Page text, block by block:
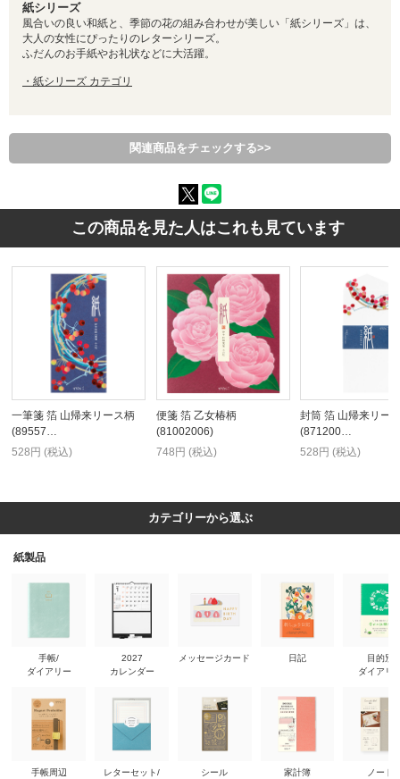
紙シリーズ
風合いの良い和紙と、季節の花の組み合わせが美しい「紙シリーズ」は、
大人の女性にぴったりのレターシリーズ。
ふだんのお手紙やお礼状などに大活躍。
・紙シリーズ カテゴリ
関連商品をチェックする>>
この商品を見た人はこれも見ています
一筆箋 箔 山帰来リース柄
(89557…
528円 (税込)
便箋 箔 乙女椿柄
(81002006)
748円 (税込)
封筒 箔 山帰来リー
(871200…
528円 (税込)
カテゴリーから選ぶ
紙製品
手帳/
ダイアリー
手帳周辺
2027
カレンダー
レターセット/
メッセージカード
シール
日記
家計簿
目的別
ダイアリ
ノート